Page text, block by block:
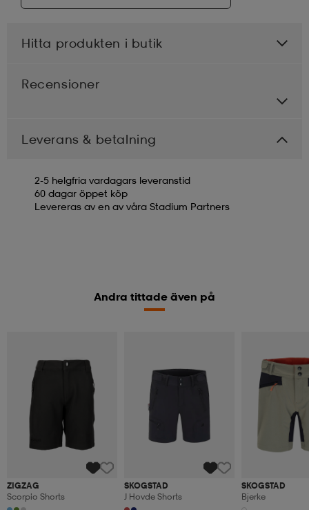
Hitta produkten i butik
Recensioner
Leverans & betalning
2-5 helgfria vardagars leveranstid
60 dagar öppet köp
Levereras av en av våra Stadium Partners
Andra tittade även på
ZIGZAG
Scorpio Shorts
SKOGSTAD
J Hovde Shorts
SKOGSTAD
Bjerke